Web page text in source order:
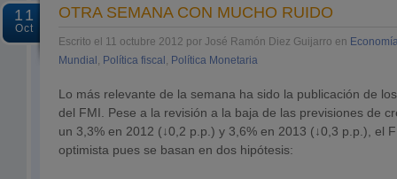
11
Oct
OTRA SEMANA CON MUCHO RUIDO
Escrito el 11 octubre 2012 por José Ramón Diez Guijarro en
Mundial , Política fiscal , Política Monetaria
Lo más relevante de la semana ha sido la publicación de
del FMI. Pese a la revisión a la baja de las previsiones de
un 3,3% en 2012 (↓0,2 p.p.) y 3,6% en 2013 (↓0,3 p.p.), el
optimista pues se basan en dos hipótesis: